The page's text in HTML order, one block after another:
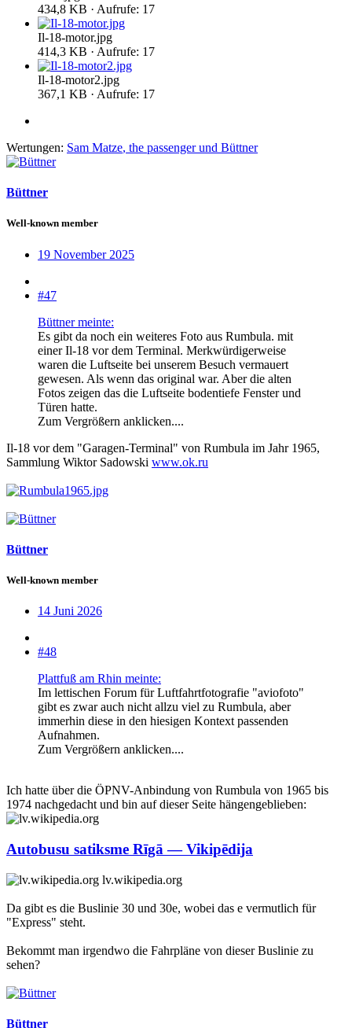
434,8 KB · Aufrufe: 17
Il-18-motor.jpg
414,3 KB · Aufrufe: 17
Il-18-motor2.jpg
367,1 KB · Aufrufe: 17
Wertungen: Sam Matze, the passengerund Büttner
Büttner
Well-known member
19 November 2025
#47
Büttner meinte:
Es gibt da noch ein weiteres Foto aus Rumbula. mit
einer Il-18 vor dem Terminal. Merkwürdigerweise
waren die Luftseite bei unserem Besuch vermauert
gewesen. Als wenn das original war. Aber die alten
Fotos zeigen das die Luftseite bodentiefe Fenster und
Türen hatte.
Zum Vergrößern anklicken....
Il-18 vor dem "Garagen-Terminal" von Rumbula im Jahr 1965,
Sammlung Wiktor Sadowski www.ok.ru
Büttner
Well-known member
14 Juni 2026
#48
Plattfuß am Rhin meinte:
Im lettischen Forum für Luftfahrtfotografie "aviofoto"
gibt es zwar auch nicht allzu viel zu Rumbula, aber
immerhin diese in den hiesigen Kontext passenden
Aufnahmen.
Zum Vergrößern anklicken....
Ich hatte über die ÖPNV-Anbindung von Rumbula von 1965 bis
1974 nachgedacht und bin auf dieser Seite hängengeblieben:
Autobusu satiksme Rīgā — Vikipēdija
lv.wikipedia.org
Da gibt es die Buslinie 30 und 30e, wobei das e vermutlich für
"Express" steht.
Bekommt man irgendwo die Fahrpläne von dieser Buslinie zu
sehen?
Büttner